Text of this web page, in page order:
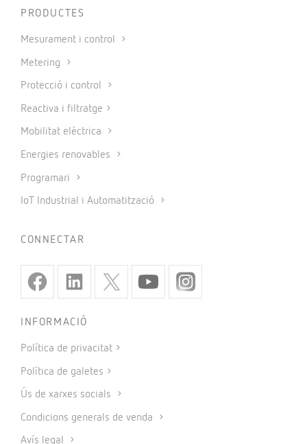
PRODUCTES
Mesurament i control
Metering
Protecció i control
Reactiva i filtratge
Mobilitat elèctrica
Energies renovables
Programari
IoT Industrial i Automatització
CONNECTAR
INFORMACIÓ
Política de privacitat
Política de galetes
Ús de xarxes socials
Condicions generals de venda
Avís legal